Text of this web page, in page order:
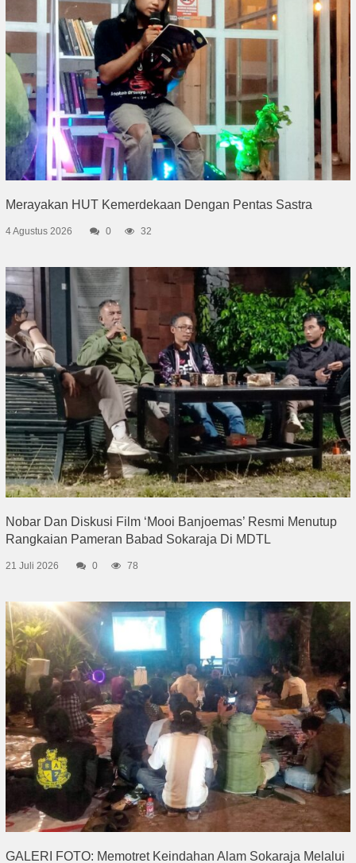
Merayakan HUT Kemerdekaan Dengan Pentas Sastra
4 Agustus 2026 0 32
Nobar Dan Diskusi Film ‘Mooi Banjoemas’ Resmi Menutup
Rangkaian Pameran Babad Sokaraja Di MDTL
21 Juli 2026 0 78
GALERI FOTO: Memotret Keindahan Alam Sokaraja Melalui